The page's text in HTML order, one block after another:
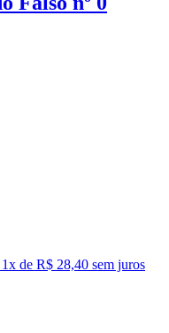
1x de R$ 28,40 sem juros